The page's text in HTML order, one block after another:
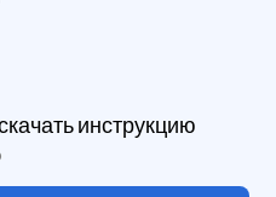
инструкцию